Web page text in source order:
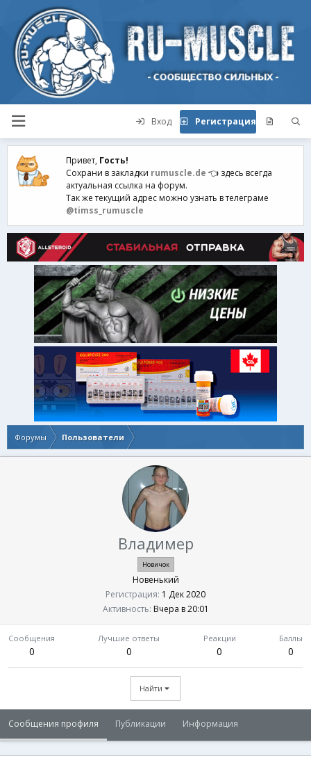
Вход Регистрация
Привет, Гость!
Сохрани в закладки rumuscle.de 👈 здесь всегда
актуальная ссылка на форум.
Так же текущий адрес можно узнать в телеграме
@timss_rumuscle
Форумы Пользователи
Владимер
Новичок
Новенький
Регистрация 1 Дек 2020
Активность Вчера в 20:01
Сообщения
0
Лучшие ответы
0
Реакции
0
Баллы
0
Найти
Сообщения профиля Публикации Информация